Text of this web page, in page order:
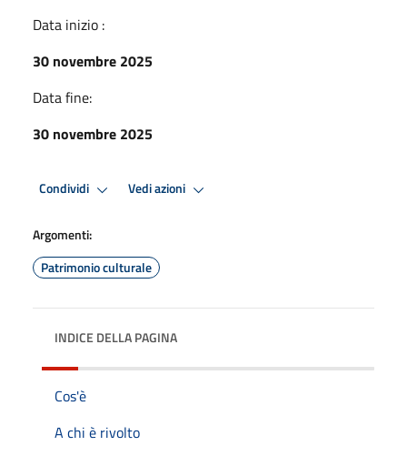
Data inizio :
30 novembre 2025
Data fine:
30 novembre 2025
Condividi Vedi azioni
Argomenti:
Patrimonio culturale
INDICE DELLA PAGINA
Cos'è
A chi è rivolto